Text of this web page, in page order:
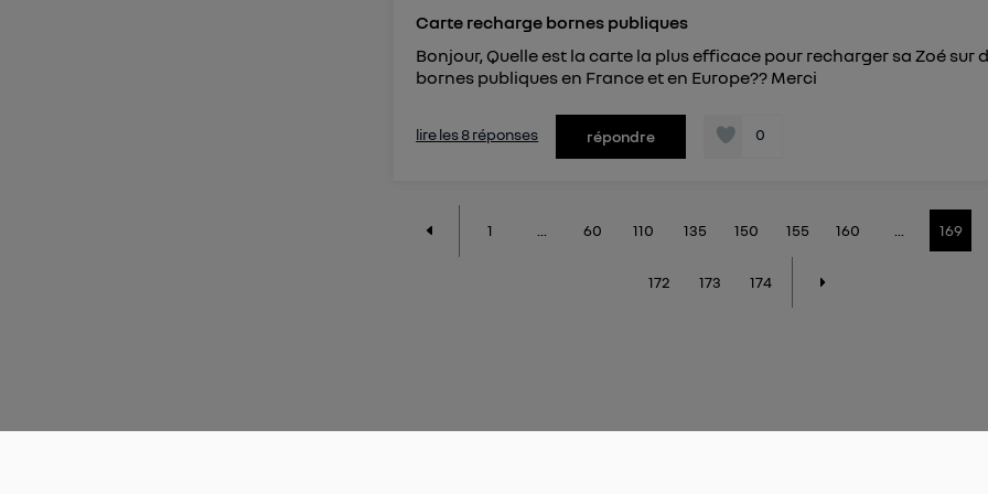
Carte recharge bornes publiques
Bonjour, Quelle est la carte la plus efficace pour recharger sa Zoé sur
bornes publiques en France et en Europe?? Merci
lire les 8 réponses répondre 0
1 60 110 135 150 155 160 169
172 173 174